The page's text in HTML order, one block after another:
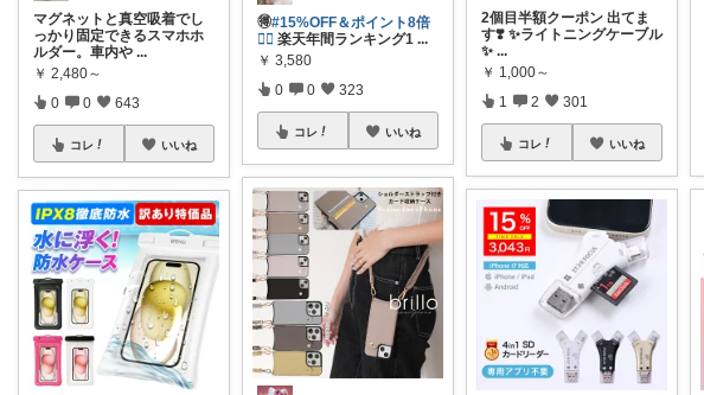
マグネットと真空吸着でし
っかり固定できるスマホホ
ルダー。車内や ...
￥ 2,480～
0 0 643
コレ いいね
🉐#15%OFF＆ポイント8倍
❤️‍🔥 楽天年間ランキング1 ...
￥ 3,580
0 0 323
コレ いいね
2個目半額クーポン 出てま
す❣️ ✨ライトニングケーブル
✨...
￥ 1,000～
1 2 301
コレ いいね